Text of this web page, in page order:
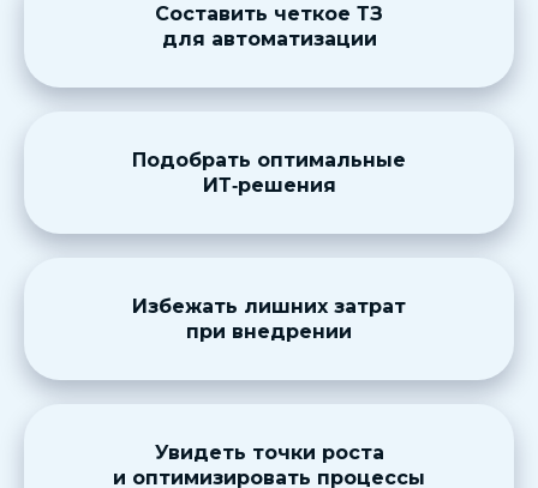
Составить четкое ТЗ
для автоматизации
Подобрать оптимальные
ИТ‑решения
Избежать лишних затрат
при внедрении
Увидеть точки роста
и оптимизировать процессы